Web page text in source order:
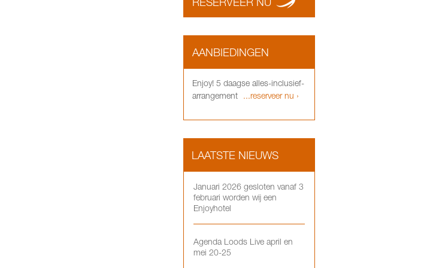
RESERVEER NU
AANBIEDINGEN
Enjoy! 5 daagse alles-inclusief-
arrangement
...reserveer nu ›
LAATSTE NIEUWS
Januari 2026 gesloten vanaf 3
februari worden wij een
Enjoyhotel
Agenda Loods Live april en
mei 20-25